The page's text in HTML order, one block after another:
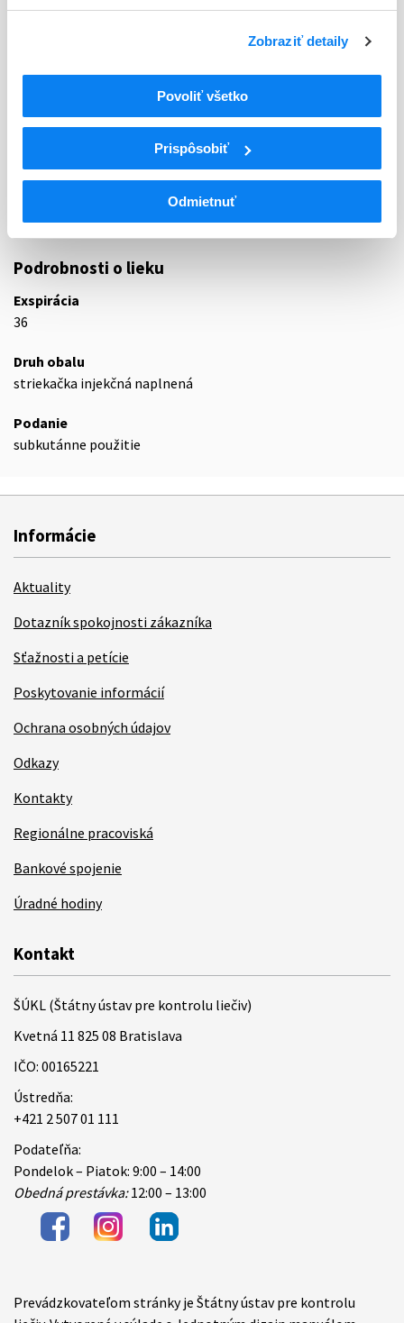
Zobraziť detaily
Povoliť všetko
Prispôsobiť
Odmietnuť
AstraZeneca AB, Švédsko
44 - CYTOSTATICA
ATC
Endokrinná liečba
L02A
Hormóny a príbuzné liečivá
Analógy hormónu uvoľňujúceho gonadotropín
L02AE03
Podrobnosti o lieku
Exspirácia
36
Druh obalu
striekačka injekčná naplnená
Podanie
subkutánne použitie
Informácie
Aktuality
Dotazník spokojnosti zákazníka
Sťažnosti a petície
Poskytovanie informácií
Ochrana osobných údajov
Odkazy
Kontakty
Regionálne pracoviská
Bankové spojenie
Úradné hodiny
Kontakt
ŠÚKL (Štátny ústav pre kontrolu liečiv)
Kvetná 11 825 08 Bratislava
IČO: 00165221
Ústredňa:
+421 2 507 01 111
Podateľňa:
Pondelok – Piatok: 9:00 – 14:00
Obedná prestávka:12:00 – 13:00
Items
Prevádzkovateľom stránky je Štátny ústav pre kontrolu